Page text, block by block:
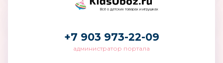
Всё о детских товарах и игрушках
+7 903 973-22-09
администратор портала